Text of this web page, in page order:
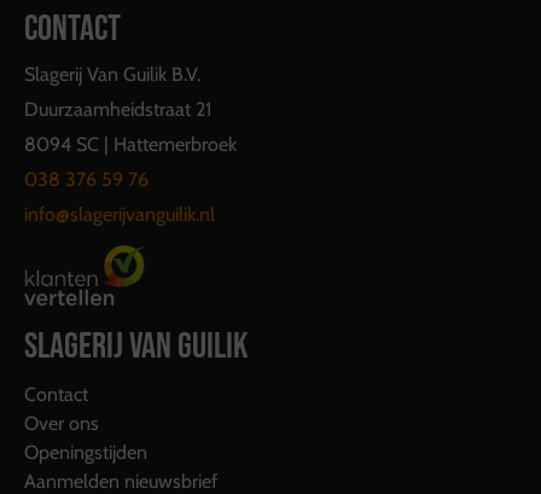
CONTACT
Slagerij Van Guilik B.V.
Duurzaamheidstraat 21
8094 SC | Hattemerbroek
038 376 59 76
info@slagerijvanguilik.nl
SLAGERIJ VAN GUILIK
Contact
Over ons
Openingstijden
Aanmelden nieuwsbrief